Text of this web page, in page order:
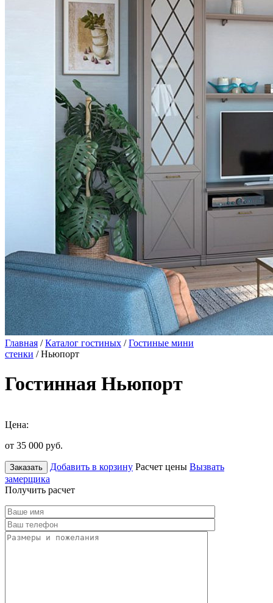
Главная /Каталог гостиных /Гостиные мини
стенки / Ньюпорт
Гостинная Ньюпорт
Цена:
от 35 000 руб.
Заказать Добавить в корзину Расчет цены Вызвать
замерщика
Получить расчет